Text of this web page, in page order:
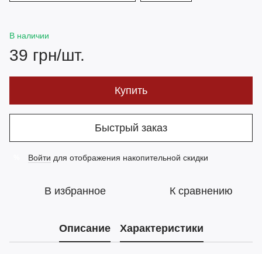
В наличии
39 грн/шт.
Купить
Быстрый заказ
Войти для отображения накопительной скидки
В избранное К сравнению
Описание Характеристики